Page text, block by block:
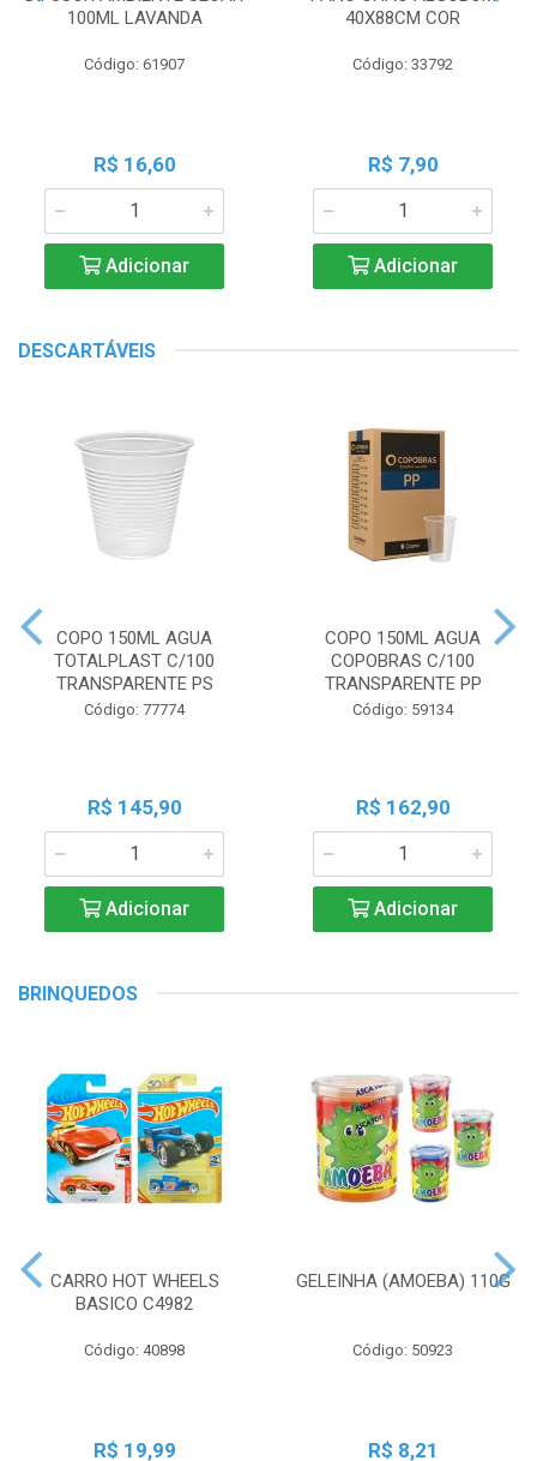
100ML LAVANDA
Código: 61907
R$ 16,60
Adicionar
40X88CM COR
Código: 33792
R$ 7,90
Adicionar
DESCARTÁVEIS
COPO 150ML AGUA
TOTALPLAST C/100
TRANSPARENTE PS
Código: 77774
R$ 145,90
Adicionar
COPO 150ML AGUA
COPOBRAS C/100
TRANSPARENTE PP
Código: 59134
R$ 162,90
Adicionar
BRINQUEDOS
CARRO HOT WHEELS
BASICO C4982
Código: 40898
R$ 19,99
GELEINHA (AMOEBA) 110G
Código: 50923
R$ 8,21